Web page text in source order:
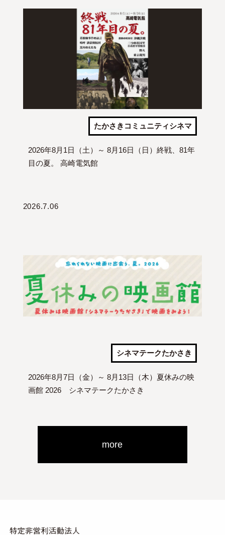
たかさきコミュニティシネマ
2026年8月1日（土）～ 8月16日（日）終戦、81年
目の夏。 高崎電気館
2026.7.06
シネマテークたかさき
2026年8月7日（金）～ 8月13日（木）夏休みの映
画館 2026 シネマテークたかさき
more